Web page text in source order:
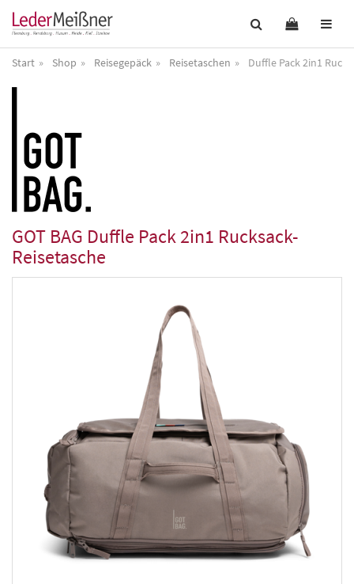
Start Shop Reisegepäck Reisetaschen Duffle Pack 2in1
GOT BAG Duffle Pack 2in1 Rucksack-
Reisetasche